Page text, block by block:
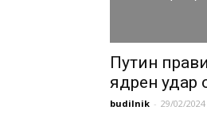
Путин
ядрен удар
budilnik - 29/02/2024